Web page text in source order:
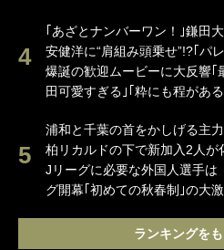
｢あざとナンバーワン！｣鎌田
安健洋に“肩組み頭乗せ”!?｢パ
爆誕の歓迎ムービーに大反響｢
田可愛すぎる｣｢粋にも程がある
浦和と千葉の首をかしげる主力
柏リカルドの下で新加入2人が
Jリーグに必要な外国人選手は
グ開幕｢初めての秋春制｣の大
ランキングを